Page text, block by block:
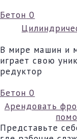
Бетон 0
В мире машин и
играет свою
редуктор
Бетон 0
Арендовать
Представьте